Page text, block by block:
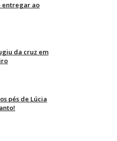
entregar ao
da cruz em
pés de Lúcia